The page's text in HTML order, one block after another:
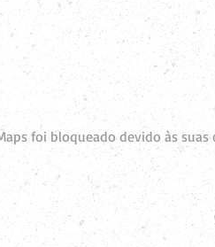
foi bloqueado devido às